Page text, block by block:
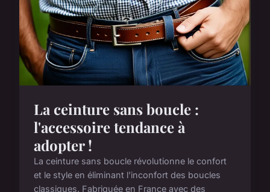
La ceinture sans boucle :
l'accessoire tendance à
adopter !
La ceinture sans boucle révolutionne le confort
et le style en éliminant l'inconfort des boucles
classiques. Fabriquée en France avec des